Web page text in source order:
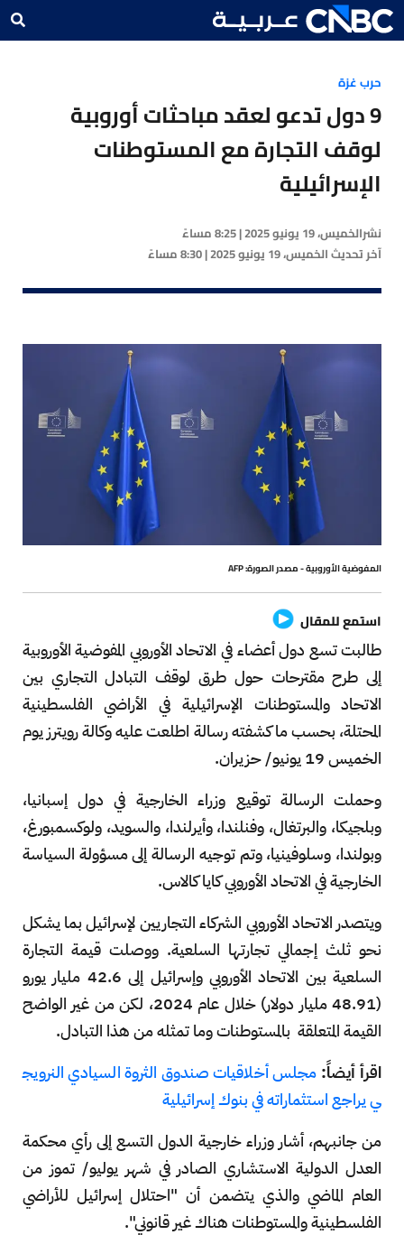
حرب غزة
9 دول تدعو لعقد مباحثات أوروبية
لوقف التجارة مع المستوطنات
الإسرائيلية
نشرالخميس، 19 يونيو 2025 | 8:25 مساءً
آخر تحديثالخميس، 19 يونيو 2025 | 8:30 مساءً
المفوضية الأوروبية - مصدر الصورة: AFP
استمع للمقال
طالبت تسع دول أعضاء في الاتحاد الأوروبي المفوضية الأوروبية
إلى طرح مقترحات حول طرق لوقف التبادل التجاري بين
الاتحاد والمستوطنات الإسرائيلية في الأراضي الفلسطينية
المحتلة، بحسب ما كشفته رسالة اطلعت عليه وكالة رويترز يوم
الخميس 19 يونيو/ حزيران.
وحملت الرسالة توقيع وزراء الخارجية في دول إسبانيا،
وبلجيكا، والبرتغال، وفنلندا، وأيرلندا، والسويد، ولوكسمبورغ،
وبولندا، وسلوفينيا، وتم توجيه الرسالة إلى مسؤولة السياسة
الخارجية في الاتحاد الأوروبي كايا كالاس.
ويتصدر الاتحاد الأوروبي الشركاء التجاريين لإسرائيل بما يشكل
نحو ثلث إجمالي تجارتها السلعية. ووصلت قيمة التجارة
السلعية بين الاتحاد الأوروبي وإسرائيل إلى 42.6 مليار يورو
(48.91 مليار دولار) خلال عام 2024، لكن من غير الواضح
القيمة المتعلقة بالمستوطنات وما تمثله من هذا التبادل.
اقرأ أيضاً: مجلس أخلاقيات صندوق الثروة السيادي النرويج
ي يراجع استثماراته في بنوك إسرائيلية
من جانبهم، أشار وزراء خارجية الدول التسع إلى رأي محكمة
العدل الدولية الاستشاري الصادر في شهر يوليو/ تموز من
العام الماضي والذي يتضمن أن "احتلال إسرائيل للأراضي
الفلسطينية والمستوطنات هناك غير قانوني".